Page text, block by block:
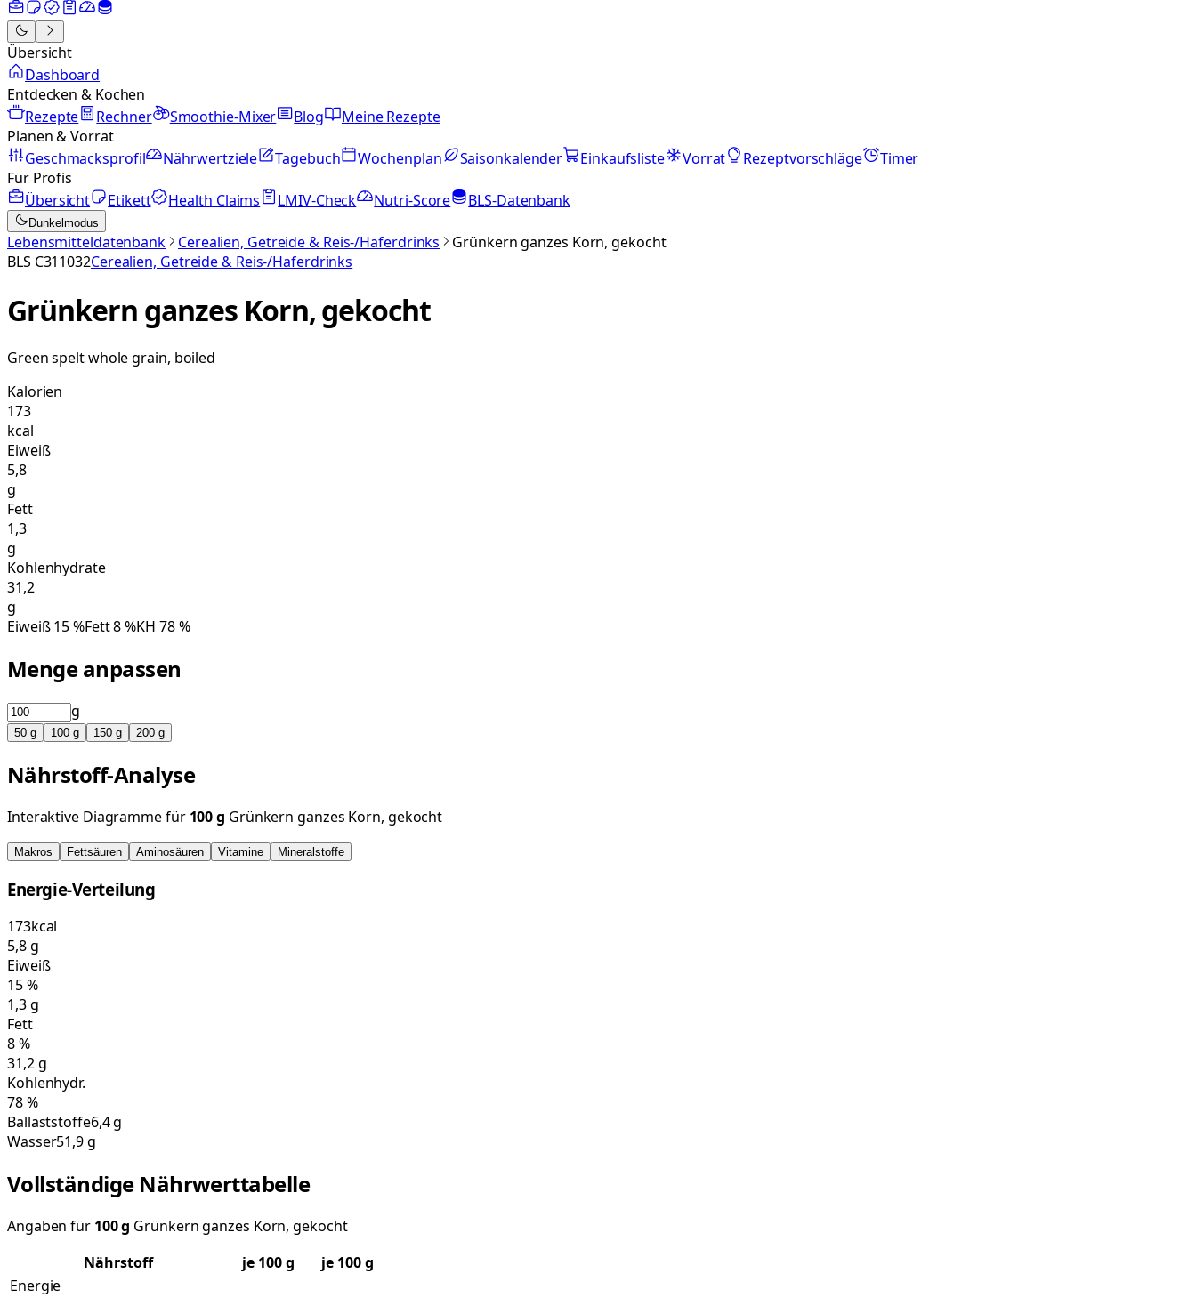
Übersicht
Dashboard
Entdecken & Kochen
Rezepte
Rechner Smoothie-Mixer Blog
Meine Rezepte
Planen & Vorrat
Geschmacksprofil
Nährwertziele Tagebuch Wochenplan Saisonkalender Einkaufsliste Vorrat Rezeptvorschläge
Timer
Für Profis
Übersicht
Etikett Health Claims LMIV-Check Nutri-Score BLS-Datenbank
Dunkelmodus
Lebensmitteldatenbank Cerealien, Getreide & Reis-/Haferdrinks
Grünkern ganzes Korn, gekocht
BLS C311032Cerealien, Getreide & Reis-/Haferdrinks
Grünkern ganzes Korn, gekocht
Green spelt whole grain, boiled
Kalorien
173
kcal
Eiweiß
5,8
g
Fett
1,3
g
Kohlenhydrate
31,2
g
Eiweiß15%Fett8%KH 78%
Menge anpassen
g
50 g 100 g 150 g 200 g
Nährstoff-Analyse
Interaktive Diagramme für 100g Grünkern ganzes Korn, gekocht
Makros Fettsäuren Aminosäuren Vitamine Mineralstoffe
Energie-Verteilung
173kcal
5,8g
Eiweiß
15%
1,3g
Fett
8%
31,2g
Kohlenhydr.
78%
Ballaststoffe6,4 g
Wasser51,9 g
Vollständige Nährwerttabelle
Angaben für 100g Grünkern ganzes Korn, gekocht
Nährstoff
je 100g
je 100 g
Energie